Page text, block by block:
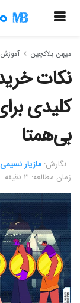
میهن بلاکچین آموزش
کلیدی
بی‌همتا
نگارش:‌ مازیار نسیمی
زمان مطالعه: ۳ دقیقه